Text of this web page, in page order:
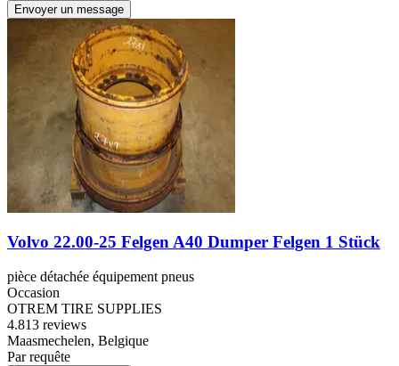
Envoyer un message
Volvo 22.00-25 Felgen A40 Dumper Felgen 1 Stück
pièce détachée équipement pneus
Occasion
OTREM TIRE SUPPLIES
4.813 reviews
Maasmechelen, Belgique
Par requête